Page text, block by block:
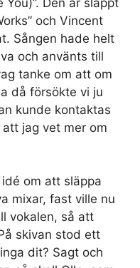
och Vincent
Sången hade helt
och använts till
tanke om att om
då försökte vi ju
kunde kontaktas
jag vet mer om
om att släppa
mixar, fast ville nu
vokalen, så att
skivan stod ett
dit? Sagt och